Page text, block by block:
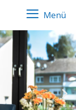
Menü